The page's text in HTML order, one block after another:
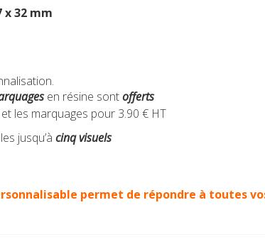
x 32 mm
en résine sontofferts
les marquages pour 3.90 € HT
jusqu’à cinq visuels
permet de répondre à toutes